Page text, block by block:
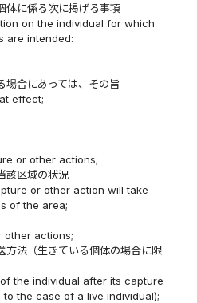
体に係る次に掲げる事項
on the individual for which
are intended:
場合にあっては、その旨
effect;
or other actions;
該区域の状況
or other action will take
of the area;
other actions;
方法（生きている個体の場合に限
the individual after its capture
the case of a live individual);